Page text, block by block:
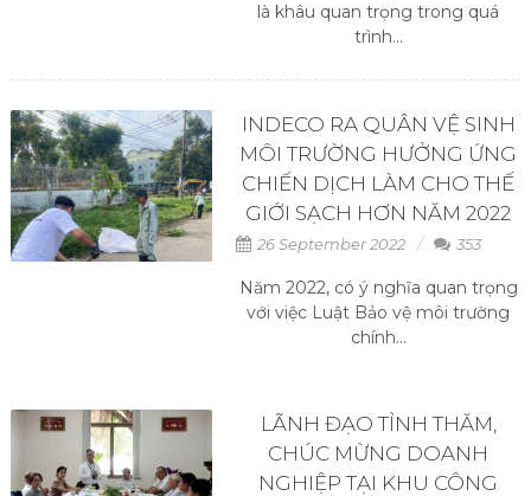
là khâu quan trọng trong quá
trình...
INDECO RA QUÂN VỆ SINH
MÔI TRƯỜNG HƯỞNG ỨNG
CHIẾN DỊCH LÀM CHO THẾ
GIỚI SẠCH HƠN NĂM 2022
26 September 2022 353
Năm 2022, có ý nghĩa quan trọng
với việc Luật Bảo vệ môi trường
chính...
LÃNH ĐẠO TỈNH THĂM,
CHÚC MỪNG DOANH
NGHIỆP TẠI KHU CÔNG